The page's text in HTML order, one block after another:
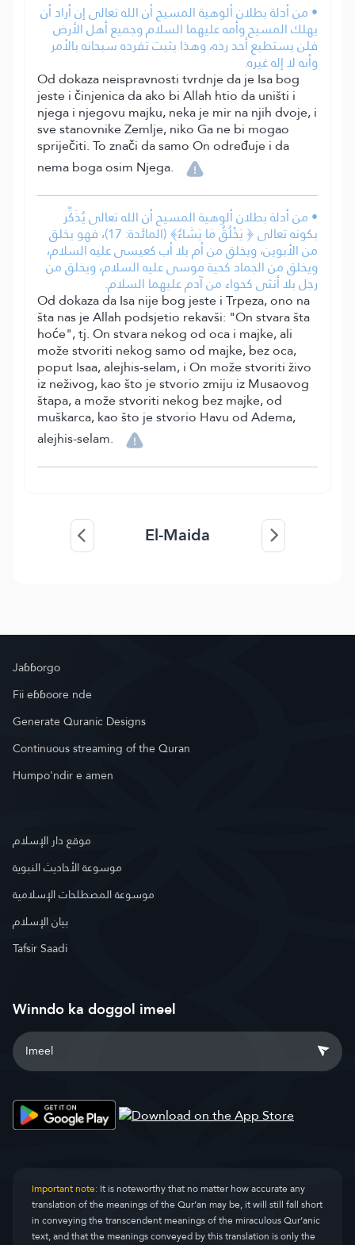
• من أدلة بطلان ألوهية المسيح أن الله تعالى إن أراد أن
يهلك المسيح وأمه عليهما السلام وجميع أهل الأرض
فلن يستطيع أحد رده، وهذا يثبت تفرده سبحانه بالأمر
وأنه لا إله غيره.
Od dokaza neispravnosti tvrdnje da je Isa bog
jeste i činjenica da ako bi Allah htio da uništi i
njega i njegovu majku, neka je mir na njih dvoje, i
sve stanovnike Zemlje, niko Ga ne bi mogao
spriječiti. To znači da samo On određuje i da
nema boga osim Njega.
• من أدلة بطلان ألوهية المسيح أن الله تعالى يُذَكِّر
بكونه تعالى ﴿ يَخْلُقُ مَا يَشَاءُ﴾ (المائدة: 17)، فهو يخلق
من الأبوين، ويخلق من أم بلا أب كعيسى عليه السلام،
ويخلق من الجماد كحية موسى عليه السلام، ويخلق من
رجل بلا أنثى كحواء من آدم عليهما السلام.
Od dokaza da Isa nije bog jeste i Trpeza, ono na
šta nas je Allah podsjetio rekavši: "On stvara šta
hoće", tj. On stvara nekog od oca i majke, ali
može stvoriti nekog samo od majke, bez oca,
poput Isaa, alejhis-selam, i On može stvoriti živo
iz neživog, kao što je stvorio zmiju iz Musaovog
štapa, a može stvoriti nekog bez majke, od
muškarca, kao što je stvorio Havu od Adema,
alejhis-selam.
El-Maida
Jaɓɓorgo
Fii eɓɓoore nde
Generate Quranic Designs
Continuous streaming of the Quran
Humpo'ndir e amen
موقع دار الإسلام
موسوعة الأحاديث النبوية
موسوعة المصطلحات الإسلامية
بيان الإسلام
Tafsir Saadi
Winndo ka doggol imeel
Important note:It is noteworthy that no matter how accurate any
translation of the meanings of the Qur’an may be, it will still fall short
in conveying the transcendent meanings of the miraculous Qur’anic
text, and that the meanings conveyed by this translation is only the